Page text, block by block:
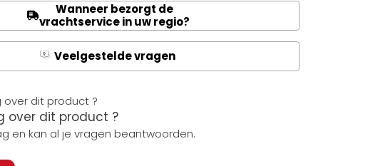
Wanneer bezorgt de
vrachtservice in uw regio?
A
Q Veelgestelde vragen
over dit product ?
en kan al je vragen beantwoorden.